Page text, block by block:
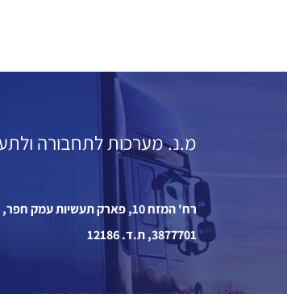
מ.נ. מערכות לתחבורה
רח' המזח 10, פארק תעשיות עמק חפר, מיקוד
3877701, ת.ד. 12186